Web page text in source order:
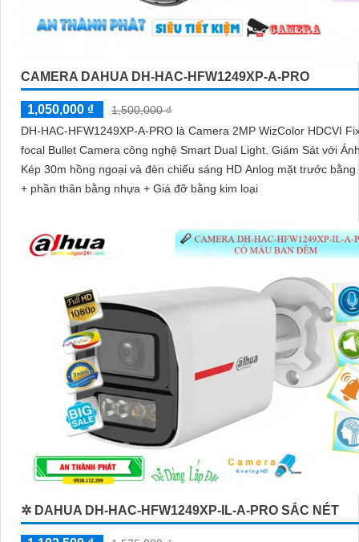
CAMERA DAHUA DH-HAC-HFW1249XP-A-PRO
1,050,000 ₫
1,500,000 ₫
DH-HAC-HFW1249XP-A-PRO là Camera 2MP WizColor HDCVI
focal Bullet Camera công nghệ Smart Dual Light. Giám Sát với
Kép 30m hồng ngoại và đèn chiếu sáng HD Anlog mặt trước bằng
+ phần thân bằng nhựa + Giá đỡ bằng kim loại
✲ DAHUA DH-HAC-HFW1249XP-IL-A-PRO SẮC NÉT